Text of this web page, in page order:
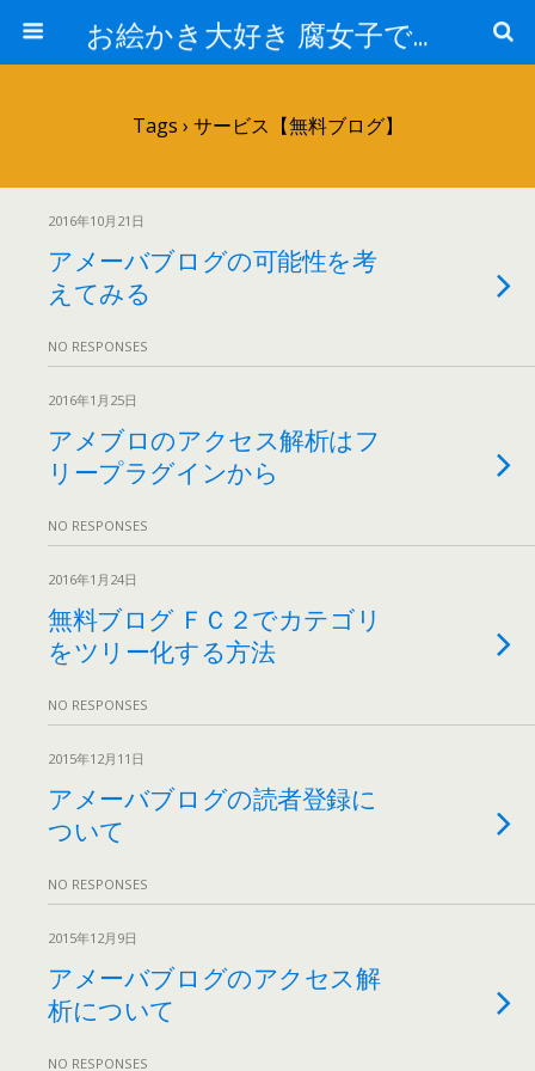
お絵かき大好き 腐女子でゲーマーのおかしな生活
Tags › サービス【無料ブログ】
2016年10月21日
アメーバブログの可能性を考
えてみる
NO RESPONSES
2016年1月25日
アメブロのアクセス解析はフ
リープラグインから
NO RESPONSES
2016年1月24日
無料ブログ ＦＣ２でカテゴリ
をツリー化する方法
NO RESPONSES
2015年12月11日
アメーバブログの読者登録に
ついて
NO RESPONSES
2015年12月9日
アメーバブログのアクセス解
析について
NO RESPONSES